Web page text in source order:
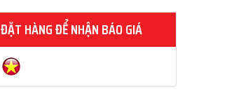
ĐẶT HÀNG ĐỂ NHẬN BÁO GIÁ